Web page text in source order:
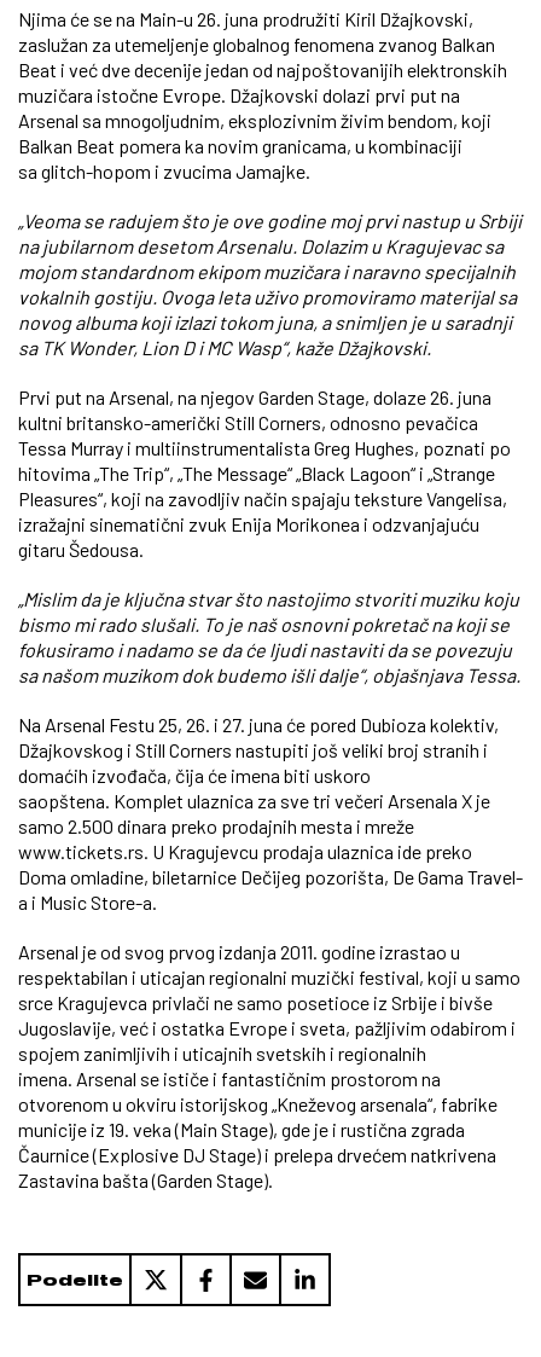
Njima će se na Main-u 26. juna prodružiti Kiril Džajkovski,
zaslužan za utemeljenje globalnog fenomena zvanog Balkan
Beat i već dve decenije jedan od najpoštovanijih elektronskih
muzičara istočne Evrope. Džajkovski dolazi prvi put na
Arsenal sa mnogoljudnim, eksplozivnim živim bendom, koji
Balkan Beat pomera ka novim granicama, u kombinaciji
sa glitch-hopom i zvucima Jamajke.
„Veoma se radujem što je ove godine moj prvi nastup u Srbiji
na jubilarnom desetom Arsenalu. Dolazim u Kragujevac sa
mojom standardnom ekipom muzičara i naravno specijalnih
vokalnih gostiju. Ovoga leta uživo promoviramo materijal sa
novog albuma koji izlazi tokom juna, a snimljen je u saradnji
sa TK Wonder, Lion D i MC Wasp“, kaže Džajkovski.
Prvi put na Arsenal, na njegov Garden Stage, dolaze 26. juna
kultni britansko-američki Still Corners, odnosno pevačica
Tessa Murray i multiinstrumentalista Greg Hughes, poznati po
hitovima „The Trip“, „The Message“ „Black Lagoon“ i „Strange
Pleasures“, koji na zavodljiv način spajaju teksture Vangelisa,
izražajni sinematični zvuk Enija Morikonea i odzvanjajuću
gitaru Šedousa.
„Mislim da je ključna stvar što nastojimo stvoriti muziku koju
bismo mi rado slušali. To je naš osnovni pokretač na koji se
fokusiramo i nadamo se da će ljudi nastaviti da se povezuju
sa našom muzikom dok budemo išli dalje“, objašnjava Tessa.
Na Arsenal Festu 25, 26. i 27. juna će pored Dubioza kolektiv,
Džajkovskog i Still Corners nastupiti još veliki broj stranih i
domaćih izvođača, čija će imena biti uskoro
saopštena. Komplet ulaznica za sve tri večeri Arsenala X je
samo 2.500 dinara preko prodajnih mesta i mreže
www.tickets.rs. U Kragujevcu prodaja ulaznica ide preko
Doma omladine, biletarnice Dečijeg pozorišta, De Gama Travel-
a i Music Store-a.
Arsenal je od svog prvog izdanja 2011. godine izrastao u
respektabilan i uticajan regionalni muzički festival, koji u samo
srce Kragujevca privlači ne samo posetioce iz Srbije i bivše
Jugoslavije, već i ostatka Evrope i sveta, pažljivim odabirom i
spojem zanimljivih i uticajnih svetskih i regionalnih
imena. Arsenal se ističe i fantastičnim prostorom na
otvorenom u okviru istorijskog „Kneževog arsenala“, fabrike
municije iz 19. veka (Main Stage), gde je i rustična zgrada
Čaurnice (Explosive DJ Stage) i prelepa drvećem natkrivena
Zastavina bašta (Garden Stage).
Podelite